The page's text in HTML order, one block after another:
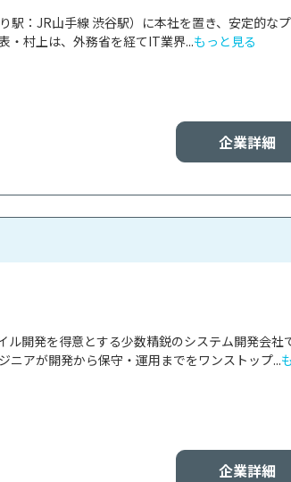
：JR山手線 渋谷駅）に本社を置き、安定的な
・村上は、外務省を経てIT業界...もっと見る
企業詳細
ル開発を得意とする少数精鋭のシステム開発会社
ニアが開発から保守・運用までをワンストップ...
企業詳細